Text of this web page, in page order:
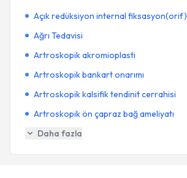
Açık redüksiyon internal fiksasyon(orif)
Ağrı Tedavisi
Artroskopik akromioplasti
Artroskopik bankart onarımı
Artroskopik kalsifik tendinit cerrahisi
Artroskopik ön çapraz bağ ameliyatı
Daha fazla